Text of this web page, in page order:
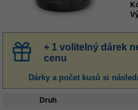
+ 1 volitelný dárek
cenu
Dárky a počet kusů si
Druh